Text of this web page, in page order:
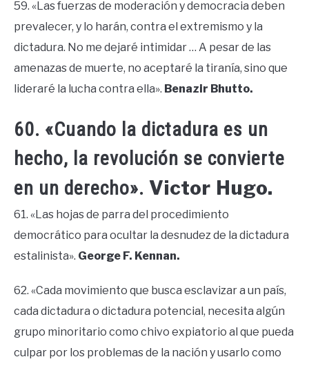
59. «Las fuerzas de moderación y democracia deben
prevalecer, y lo harán, contra el extremismo y la
dictadura. No me dejaré intimidar … A pesar de las
amenazas de muerte, no aceptaré la tiranía, sino que
lideraré la lucha contra ella». Benazir Bhutto.
60. «Cuando la dictadura es un
hecho, la revolución se convierte
en un derecho». Victor Hugo.
61. «Las hojas de parra del procedimiento
democrático para ocultar la desnudez de la dictadura
estalinista». George F. Kennan.
62. «Cada movimiento que busca esclavizar a un país,
cada dictadura o dictadura potencial, necesita algún
grupo minoritario como chivo expiatorio al que pueda
culpar por los problemas de la nación y usarlo como